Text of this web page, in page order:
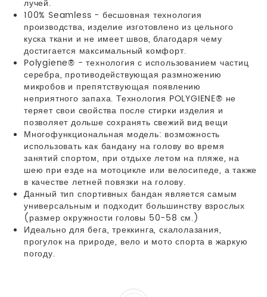
лучей.
100% Seamless - бесшовная технология
производства, изделие изготовлено из цельного
куска ткани и не имеет швов, благодаря чему
достигается максимальный комфорт.
Polygiene® - технология с использованием частиц
серебра, противодействующая размножению
микробов и препятствующая появлению
неприятного запаха. Технология POLYGIENE® не
теряет свои свойства после стирки изделия и
позволяет дольше сохранять свежий вид вещи
Многофункциональная модель: возможность
использовать как бандану на голову во время
занятий спортом, при отдыхе летом на пляже, на
шею при езде на мотоцикле или велосипеде, а также
в качестве летней повязки на голову.
Данный тип спортивных бандан является самым
универсальным и подходит большинству взрослых
(размер окружности головы 50-58 см.)
Идеально для бега, треккинга, скалолазания,
прогулок на природе, вело и мото спорта в жаркую
погоду.